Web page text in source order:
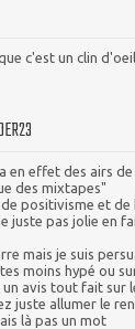
c'est un clin
en effet des airs
des mixtapes"
de positivisme et
juste pas jolie en
mais je suis
moins hypé ou
un avis tout fait sur
juste allumer le
là pas un mot